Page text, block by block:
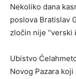
Nekoliko dana
poslova Bratislav
zločin nije “verski
Ubistvo
Novog Pazara